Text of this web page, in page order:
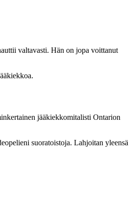
valtavasti. Hän on jopa voittanut
jääkiekkomitalisti Ontarion
suoratoistoja. Lahjoitan yleensä